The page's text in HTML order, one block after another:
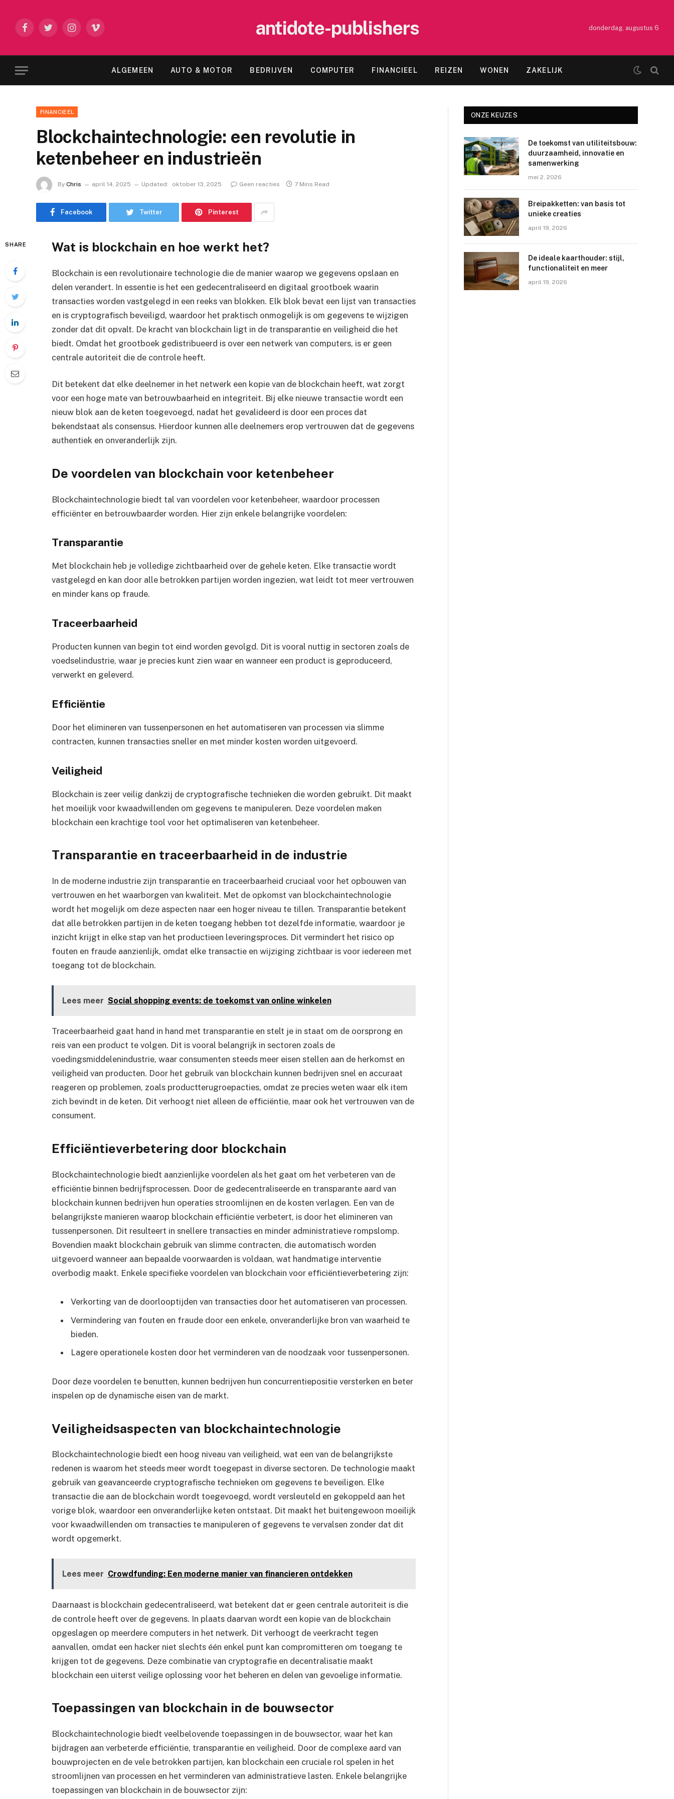
FacebookTwitterInstagram
Vimeo antidote-publishers donderdag, augustus 6
ALGEMEEN AUTO & MOTOR BEDRIJVEN COMPUTER FINANCIEEL REIZEN WONEN ZAKELIJK
FINANCIEEL
Blockchaintechnologie: een revolutie in
ketenbeheer en industrieën
By Chris april 14, 2025 Updated: oktober 13, 2025 Geen reacties 7 Mins Read
Facebook Twitter Pinterest
SHARE Wat is blockchain en hoe werkt het?
Blockchain is een revolutionaire technologie die de manier waarop we gegevens opslaan en
delen verandert. In essentie is het een gedecentraliseerd en digitaal grootboek waarin
transacties worden vastgelegd in een reeks van blokken. Elk blok bevat een lijst van transacties
en is cryptografisch beveiligd, waardoor het praktisch onmogelijk is om gegevens te wijzigen
zonder dat dit opvalt. De kracht van blockchain ligt in de transparantie en veiligheid die het
biedt. Omdat het grootboek gedistribueerd is over een netwerk van computers, is er geen
centrale autoriteit die de controle heeft.
Dit betekent dat elke deelnemer in het netwerk een kopie van de blockchain heeft, wat zorgt
voor een hoge mate van betrouwbaarheid en integriteit. Bij elke nieuwe transactie wordt een
nieuw blok aan de keten toegevoegd, nadat het gevalideerd is door een proces dat
bekendstaat als consensus. Hierdoor kunnen alle deelnemers erop vertrouwen dat de gegevens
authentiek en onveranderlijk zijn.
De voordelen van blockchain voor ketenbeheer
Blockchaintechnologie biedt tal van voordelen voor ketenbeheer, waardoor processen
efficiënter en betrouwbaarder worden. Hier zijn enkele belangrijke voordelen:
Transparantie
Met blockchain heb je volledige zichtbaarheid over de gehele keten. Elke transactie wordt
vastgelegd en kan door alle betrokken partijen worden ingezien, wat leidt tot meer vertrouwen
en minder kans op fraude.
Traceerbaarheid
Producten kunnen van begin tot eind worden gevolgd. Dit is vooral nuttig in sectoren zoals de
voedselindustrie, waar je precies kunt zien waar en wanneer een product is geproduceerd,
verwerkt en geleverd.
Efficiëntie
Door het elimineren van tussenpersonen en het automatiseren van processen via slimme
contracten, kunnen transacties sneller en met minder kosten worden uitgevoerd.
Veiligheid
Blockchain is zeer veilig dankzij de cryptografische technieken die worden gebruikt. Dit maakt
het moeilijk voor kwaadwillenden om gegevens te manipuleren. Deze voordelen maken
blockchain een krachtige tool voor het optimaliseren van ketenbeheer.
Transparantie en traceerbaarheid in de industrie
In de moderne industrie zijn transparantie en traceerbaarheid cruciaal voor het opbouwen van
vertrouwen en het waarborgen van kwaliteit. Met de opkomst van blockchaintechnologie
wordt het mogelijk om deze aspecten naar een hoger niveau te tillen. Transparantie betekent
dat alle betrokken partijen in de keten toegang hebben tot dezelfde informatie, waardoor je
inzicht krijgt in elke stap van het productieen leveringsproces. Dit vermindert het risico op
fouten en fraude aanzienlijk, omdat elke transactie en wijziging zichtbaar is voor iedereen met
toegang tot de blockchain.
Lees meer Social shopping events: de toekomst van online winkelen
Traceerbaarheid gaat hand in hand met transparantie en stelt je in staat om de oorsprong en
reis van een product te volgen. Dit is vooral belangrijk in sectoren zoals de
voedingsmiddelenindustrie, waar consumenten steeds meer eisen stellen aan de herkomst en
veiligheid van producten. Door het gebruik van blockchain kunnen bedrijven snel en accuraat
reageren op problemen, zoals productterugroepacties, omdat ze precies weten waar elk item
zich bevindt in de keten. Dit verhoogt niet alleen de efficiëntie, maar ook het vertrouwen van de
consument.
Efficiëntieverbetering door blockchain
Blockchaintechnologie biedt aanzienlijke voordelen als het gaat om het verbeteren van de
efficiëntie binnen bedrijfsprocessen. Door de gedecentraliseerde en transparante aard van
blockchain kunnen bedrijven hun operaties stroomlijnen en de kosten verlagen. Een van de
belangrijkste manieren waarop blockchain efficiëntie verbetert, is door het elimineren van
tussenpersonen. Dit resulteert in snellere transacties en minder administratieve rompslomp.
Bovendien maakt blockchain gebruik van slimme contracten, die automatisch worden
uitgevoerd wanneer aan bepaalde voorwaarden is voldaan, wat handmatige interventie
overbodig maakt. Enkele specifieke voordelen van blockchain voor efficiëntieverbetering zijn:
Verkorting van de doorlooptijden van transacties door het automatiseren van processen.
Vermindering van fouten en fraude door een enkele, onveranderlijke bron van waarheid te
bieden.
Lagere operationele kosten door het verminderen van de noodzaak voor tussenpersonen.
Door deze voordelen te benutten, kunnen bedrijven hun concurrentiepositie versterken en beter
inspelen op de dynamische eisen van de markt.
Veiligheidsaspecten van blockchaintechnologie
Blockchaintechnologie biedt een hoog niveau van veiligheid, wat een van de belangrijkste
redenen is waarom het steeds meer wordt toegepast in diverse sectoren. De technologie maakt
gebruik van geavanceerde cryptografische technieken om gegevens te beveiligen. Elke
transactie die aan de blockchain wordt toegevoegd, wordt versleuteld en gekoppeld aan het
vorige blok, waardoor een onveranderlijke keten ontstaat. Dit maakt het buitengewoon moeilijk
voor kwaadwillenden om transacties te manipuleren of gegevens te vervalsen zonder dat dit
wordt opgemerkt.
Lees meer Crowdfunding: Een moderne manier van financieren ontdekken
Daarnaast is blockchain gedecentraliseerd, wat betekent dat er geen centrale autoriteit is die
de controle heeft over de gegevens. In plaats daarvan wordt een kopie van de blockchain
opgeslagen op meerdere computers in het netwerk. Dit verhoogt de veerkracht tegen
aanvallen, omdat een hacker niet slechts één enkel punt kan compromitteren om toegang te
krijgen tot de gegevens. Deze combinatie van cryptografie en decentralisatie maakt
blockchain een uiterst veilige oplossing voor het beheren en delen van gevoelige informatie.
Toepassingen van blockchain in de bouwsector
Blockchaintechnologie biedt veelbelovende toepassingen in de bouwsector, waar het kan
bijdragen aan verbeterde efficiëntie, transparantie en veiligheid. Door de complexe aard van
bouwprojecten en de vele betrokken partijen, kan blockchain een cruciale rol spelen in het
stroomlijnen van processen en het verminderen van administratieve lasten. Enkele belangrijke
toepassingen van blockchain in de bouwsector zijn:
ONZE KEUZES
De toekomst van utiliteitsbouw:
duurzaamheid, innovatie en
samenwerking
mei 2, 2026
Breipakketten: van basis tot
unieke creaties
april 19, 2026
De ideale kaarthouder: stijl,
functionaliteit en meer
april 19, 2026